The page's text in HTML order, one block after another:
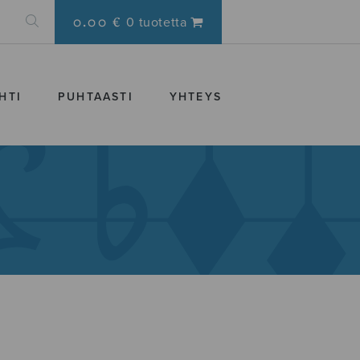
0.00 € 0 tuotetta
PUHTAASTI YHTEYS